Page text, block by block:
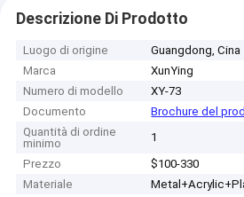
Descrizione Di Prodotto
Luogo di origine
Guangdong, Cina
Marca
XunYing
Numero di modello
XY-73
Documento
Brochure del
Quantità di ordine
minimo
1
Prezzo
$100-330
Materiale